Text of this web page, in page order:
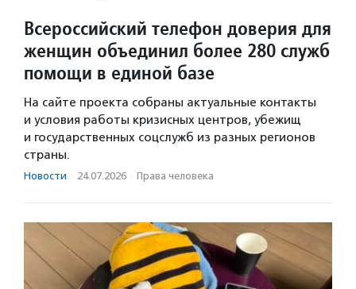
Всероссийский телефон доверия для
женщин объединил более 280 служб
помощи в единой базе
На сайте проекта собраны актуальные контакты
и условия работы кризисных центров, убежищ
и государственных соцслужб из разных регионов
страны.
Новости · 24.07.2026 · Права человека